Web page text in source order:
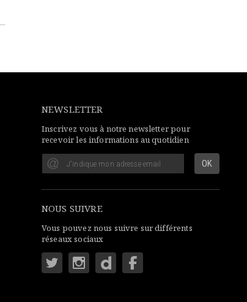
NEWSLETTER
Inscrivez vous à notre newsletter pour
recevoir les informations au quotidien
NOUS SUIVRE
Vous pouvez nous suivre sur différents
réseaux sociaux